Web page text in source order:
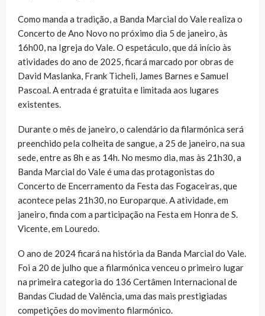
Como manda a tradição, a Banda Marcial do Vale realiza o
Concerto de Ano Novo no próximo dia 5 de janeiro, às
16h00, na Igreja do Vale. O espetáculo, que dá início às
atividades do ano de 2025, ficará marcado por obras de
David Maslanka, Frank Ticheli, James Barnes e Samuel
Pascoal. A entrada é gratuita e limitada aos lugares
existentes.
Durante o mês de janeiro, o calendário da filarmónica será
preenchido pela colheita de sangue, a 25 de janeiro, na sua
sede, entre as 8h e as 14h. No mesmo dia, mas às 21h30, a
Banda Marcial do Vale é uma das protagonistas do
Concerto de Encerramento da Festa das Fogaceiras, que
acontece pelas 21h30, no Europarque. A atividade, em
janeiro, finda com a participação na Festa em Honra de S.
Vicente, em Louredo.
O ano de 2024 ficará na história da Banda Marcial do Vale.
Foi a 20 de julho que a filarmónica venceu o primeiro lugar
na primeira categoria do 136 Certâmen Internacional de
Bandas Ciudad de Valência, uma das mais prestigiadas
competições do movimento filarmónico.